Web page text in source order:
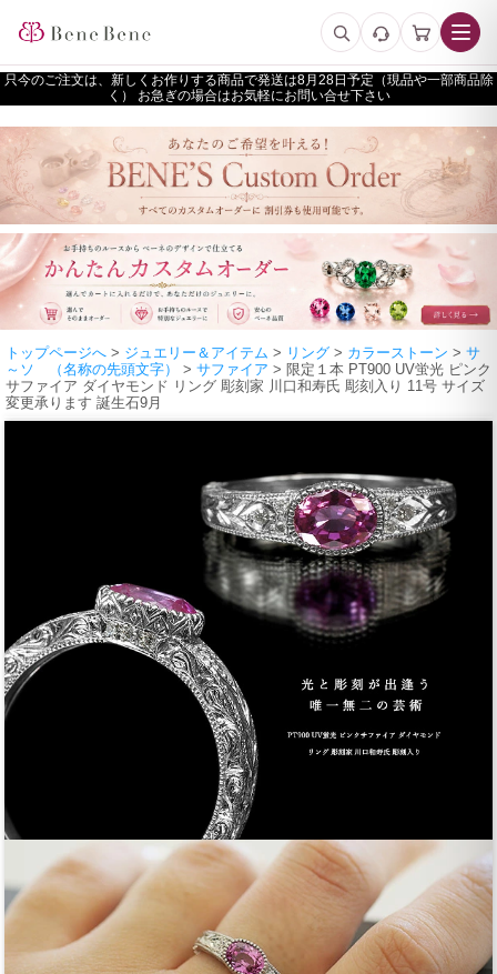
只今のご注文は、新しくお作りする商品で発送は
予定（現品や一部商品除
く） お急ぎの場合はお気軽にお問い合せ下さい
トップページへ > ジュエリー＆アイテム > リング > カラーストーン > サ
～ソ （名称の先頭文字）
> サファイア > 限定１本 PT900 UV蛍光 ピンク
サファイア ダイヤモンド リング 彫刻家 川口和寿氏 彫刻入り 11号 サイズ
変更承ります 誕生石9月